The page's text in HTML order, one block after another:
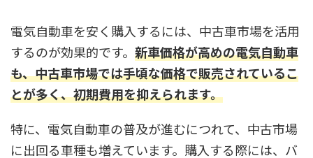
電気自動車を安く購入するには、中古車市場を活用
するのが効果的です。 新車価格が高めの電気自動車
も、中古車市場では手頃な価格で販売されているこ
とが多く、初期費用を抑えられます。
特に、電気自動車の普及が進むにつれて、中古市場
に出回る車種も増えています。購入する際には、バ